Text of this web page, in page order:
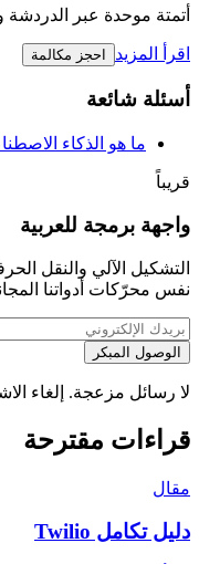
أتمتة موحدة عبر الدردشة
اقرأ المزيد احجز مكالمة
أسئلة شائعة
ما هو الذكاء
قريباً
واجهة برمجة للعربية
التشكيل الآلي والنقل
نفس محرّكات أدواتنا
الوصول المبكر
لا رسائل مزعجة. إلغاء
قراءات مقترحة
مقال
دليل تكامل Twilio